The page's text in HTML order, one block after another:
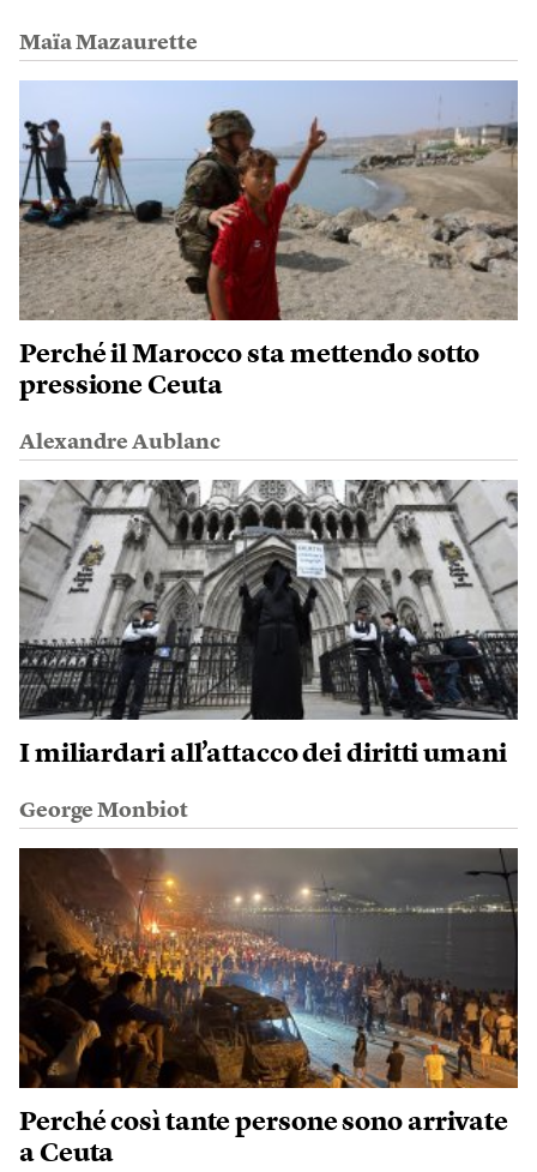
Maïa Mazaurette
Perché il Marocco sta mettendo sotto
pressione Ceuta
Alexandre Aublanc
I miliardari all’attacco dei diritti umani
George Monbiot
Perché così tante persone sono arrivate
a Ceuta